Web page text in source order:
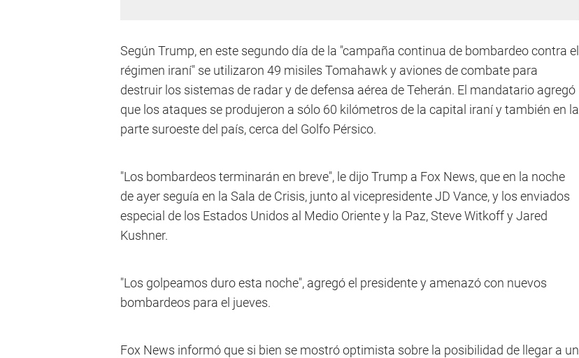
Según Trump, en este segundo día de la "campaña continua de bombardeo contra el
régimen iraní" se utilizaron 49 misiles Tomahawk y aviones de combate para
destruir los sistemas de radar y de defensa aérea de Teherán. El mandatario agregó
que los ataques se produjeron a sólo 60 kilómetros de la capital iraní y también en la
parte suroeste del país, cerca del Golfo Pérsico.
"Los bombardeos terminarán en breve", le dijo Trump a Fox News, que en la noche
de ayer seguía en la Sala de Crisis, junto al vicepresidente JD Vance, y los enviados
especial de los Estados Unidos al Medio Oriente y la Paz, Steve Witkoff y Jared
Kushner.
"Los golpeamos duro esta noche", agregó el presidente y amenazó con nuevos
bombardeos para el jueves.
Fox News informó que si bien se mostró optimista sobre la posibilidad de llegar a un